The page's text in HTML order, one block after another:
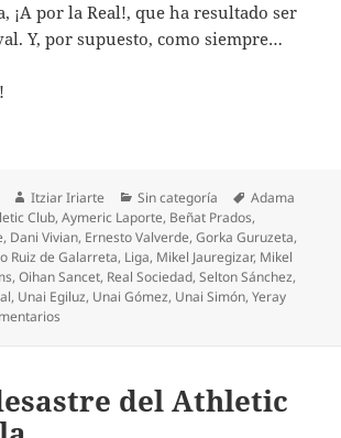
¡A por la Real!, que ha resultado ser
Y, por supuesto, como siempre…
Autor
Itziar Iriarte Categorías
Sin categoría Etiquetas
Adama
Club,Aymeric Laporte, Beñat Prados,
, Dani Vivian, Ernesto Valverde,Gorka Guruzeta,
Ruiz de Galarreta, Liga, Mikel Jauregizar, Mikel
,Oihan Sancet, Real Sociedad,Selton Sánchez,
, Unai Egiluz, Unai Gómez, Unai Simón,Yeray
del Athletic